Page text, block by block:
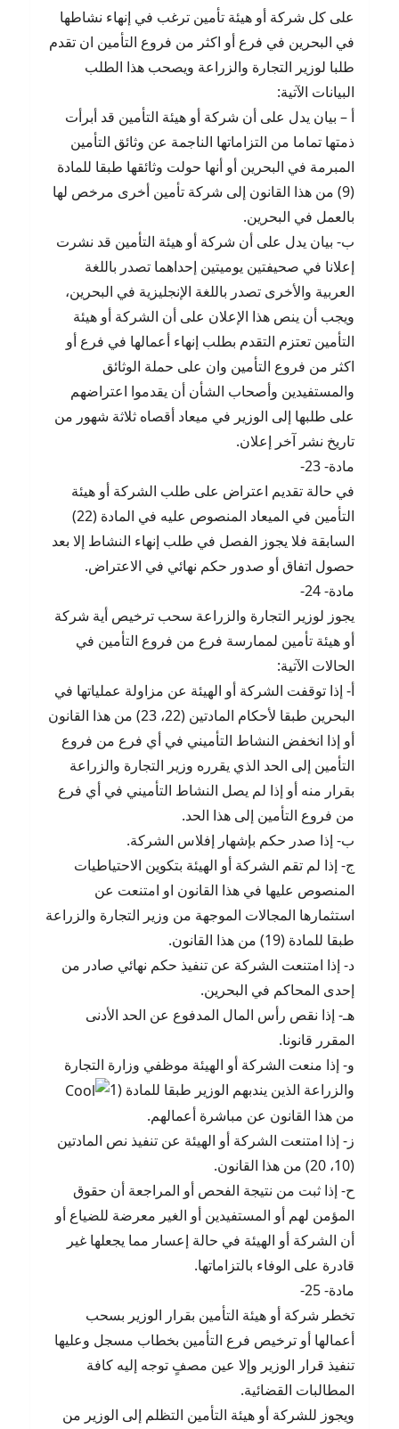
على كل شركة أو هيئة تأمين ترغب في إنهاء نشاطها
في البحرين في فرع أو اكثر من فروع التأمين ان تقدم
طلبا لوزير التجارة والزراعة ويصحب هذا الطلب
البيانات الآتية:
أ – بيان يدل على أن شركة أو هيئة التأمين قد أبرأت
ذمتها تماما من التزاماتها الناجمة عن وثائق التأمين
المبرمة في البحرين أو أنها حولت وثائقها طبقا للمادة
(9) من هذا القانون إلى شركة تأمين أخرى مرخص لها
بالعمل في البحرين.
ب- بيان يدل على أن شركة أو هيئة التأمين قد نشرت
إعلانا في صحيفتين يوميتين إحداهما تصدر باللغة
العربية والأخرى تصدر باللغة الإنجليزية في البحرين،
ويجب أن ينص هذا الإعلان على أن الشركة أو هيئة
التأمين تعتزم التقدم بطلب إنهاء أعمالها في فرع أو
اكثر من فروع التأمين وان على حملة الوثائق
والمستفيدين وأصحاب الشأن أن يقدموا اعتراضهم
على طلبها إلى الوزير في ميعاد أقصاه ثلاثة شهور من
تاريخ نشر آخر إعلان.
مادة- 23-
في حالة تقديم اعتراض على طلب الشركة أو هيئة
التأمين في الميعاد المنصوص عليه في المادة (22)
السابقة فلا يجوز الفصل في طلب إنهاء النشاط إلا بعد
حصول اتفاق أو صدور حكم نهائي في الاعتراض.
مادة- 24-
يجوز لوزير التجارة والزراعة سحب ترخيص أية شركة
أو هيئة تأمين لممارسة فرع من فروع التأمين في
الحالات الآتية:
أ- إذا توقفت الشركة أو الهيئة عن مزاولة عملياتها في
البحرين طبقا لأحكام المادتين (22، 23) من هذا القانون
أو إذا انخفض النشاط التأميني في أي فرع من فروع
التأمين إلى الحد الذي يقرره وزير التجارة والزراعة
بقرار منه أو إذا لم يصل النشاط التأميني في أي فرع
من فروع التأمين إلى هذا الحد.
ب- إذا صدر حكم بإشهار إفلاس الشركة.
ج- إذا لم تقم الشركة أو الهيئة بتكوين الاحتياطيات
المنصوص عليها في هذا القانون او امتنعت عن
استثمارها المجالات الموجهة من وزير التجارة والزراعة
طبقا للمادة (19) من هذا القانون.
د- إذا امتنعت الشركة عن تنفيذ حكم نهائي صادر من
إحدى المحاكم في البحرين.
هـ- إذا نقص رأس المال المدفوع عن الحد الأدنى
المقرر قانونا.
و- إذا منعت الشركة أو الهيئة موظفي وزارة التجارة
والزراعة الذين يندبهم الوزير طبقا للمادة (1
من هذا القانون عن مباشرة أعمالهم.
ز- إذا امتنعت الشركة أو الهيئة عن تنفيذ نص المادتين
(10، 20) من هذا القانون.
ح- إذا ثبت من نتيجة الفحص أو المراجعة أن حقوق
المؤمن لهم أو المستفيدين أو الغير معرضة للضياع أو
أن الشركة أو الهيئة في حالة إعسار مما يجعلها غير
قادرة على الوفاء بالتزاماتها.
مادة- 25-
تخطر شركة أو هيئة التأمين بقرار الوزير بسحب
أعمالها أو ترخيص فرع التأمين بخطاب مسجل وعليها
تنفيذ قرار الوزير وإلا عين مصفٍ توجه إليه كافة
المطالبات القضائية.
ويجوز للشركة أو هيئة التأمين التظلم إلى الوزير من